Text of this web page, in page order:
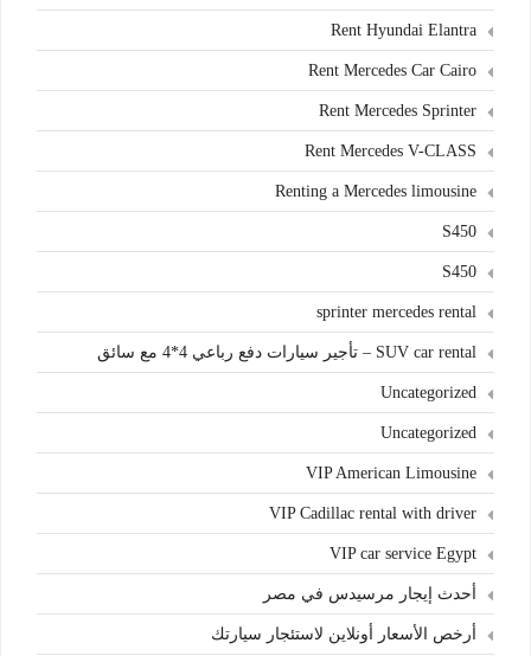
Rent Hyundai Elantra
Rent Mercedes Car Cairo
Rent Mercedes Sprinter
Rent Mercedes V-CLASS
Renting a Mercedes limousine
S450
S450
sprinter mercedes rental
SUV car rental – تأجير سيارات دفع رباعي 4*4 مع سائق
Uncategorized
Uncategorized
VIP American Limousine
VIP Cadillac rental with driver
VIP car service Egypt
أحدث إيجار مرسيدس في مصر
أرخص الأسعار أونلاين لاستئجار سيارتك